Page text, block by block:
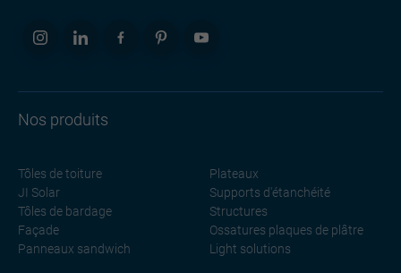
Nos produits
Tôles de toiture
JI Solar
Tôles de bardage
Façade
Panneaux sandwich
Plateaux
Supports d'étanchéité
Structures
Ossatures plaques de plâtre
Light solutions